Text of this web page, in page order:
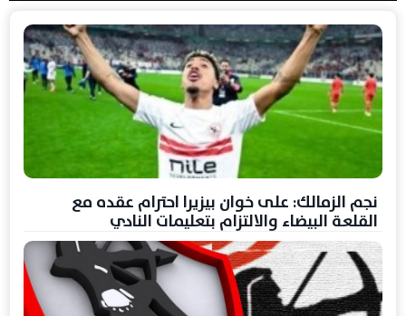
نجم الزمالك: على خوان بيزيرا احترام عقده مع
القلعة البيضاء والالتزام بتعليمات النادي